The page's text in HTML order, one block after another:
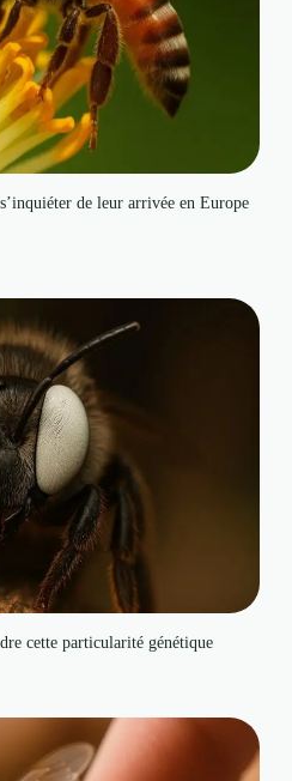
de leur arrivée en Europe
cette particularité génétique